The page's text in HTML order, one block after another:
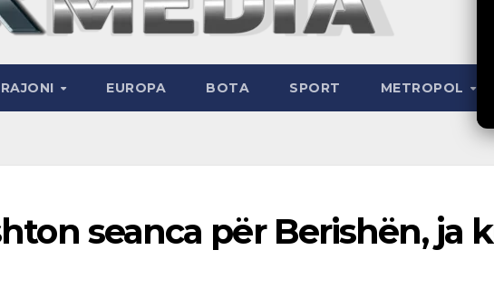
RAJONI EUROPA BOTA SPORT METROPOL
seanca për Berishën, ja